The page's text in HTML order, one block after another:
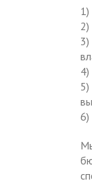
1)
6)